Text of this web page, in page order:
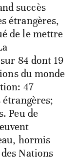
succès
étrangères,
de le mettre
84 dont 19
du monde
47
Peu de
hormis
Nations